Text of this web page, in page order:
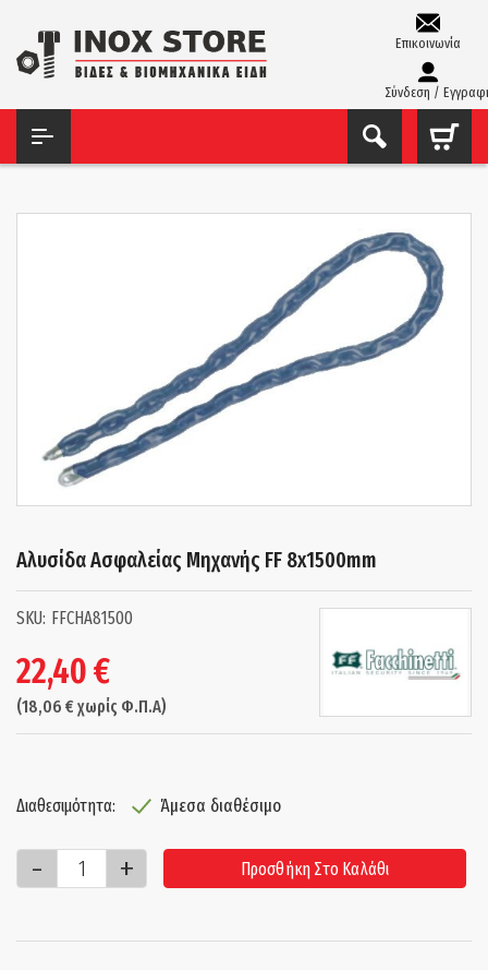
Επικοινωνία
Σύνδεση /
Αλυσίδα Ασφαλείας Μηχανής FF 8x1500mm
FFCHA81500
22,40€
(18,06 € χωρίς Φ.Π.Α)
Διαθεσιμότητα: Άμεσα διαθέσιμο
Προσθήκη Στο Καλάθι